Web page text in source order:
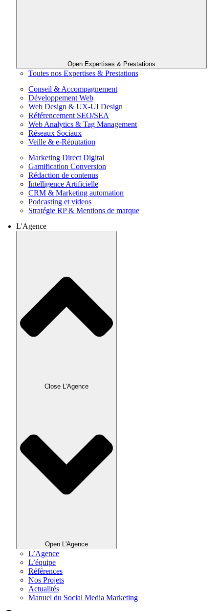
Open Expertises & Prestations
Toutes nos Expertises & Prestations
Conseil & Accompagnement
Développement Web
Web Design & UX-UI Design
Référencement SEO/SEA
Web Analytics & Tag Management
Réseaux Sociaux
Veille & e-Réputation
Marketing Direct Digital
Gamification Conversion
Rédaction de contenus
Intelligence Artificielle
CRM & Marketing automation
Podcasting et videos
Stratégie RP & Mentions de marque
L'Agence
Close L'Agence
Open L'Agence
L’Agence
L’équipe
Références
Nos Projets
Actualités
Manuel du Social Media Marketing